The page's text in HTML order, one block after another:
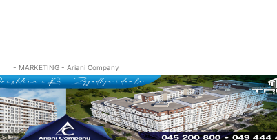
- MARKETING - Ariani Company